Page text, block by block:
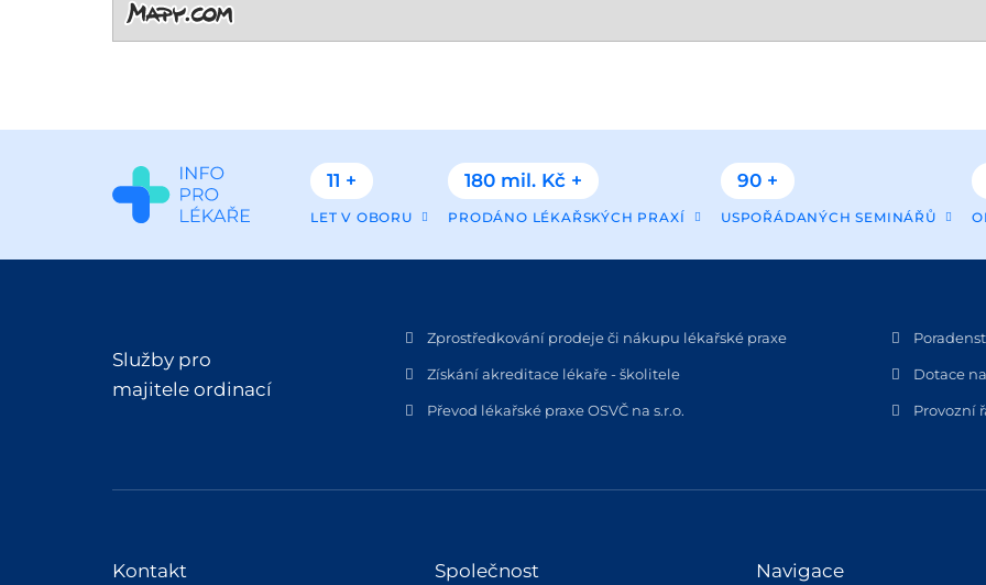
11 +
LET V OBORU
180 mil. Kč +
PRODÁNO LÉKAŘSKÝCH PRAXÍ
90 +
USPOŘÁDANÝCH SEMINÁŘŮ
Služby pro
majitele ordinací
Zprostředkování prodeje či nákupu lékařské praxe
Získání akreditace lékaře - školitele Dotace
Převod lékařské praxe OSVČ na s.r.o. Provozní
Kontakt Společnost Navigace